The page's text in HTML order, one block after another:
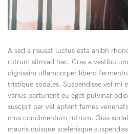
A sed a risusat luctus esta anibh
rutrum sitmiad hac. Cras a
dignissim ullamcorper libero
tristique sodales. Suspendisse vel
varius parturient eu eget pulvinar
suscipit per vel aptent fames
mus condimentum rutrum. Quis
mauris quisque scelerisque